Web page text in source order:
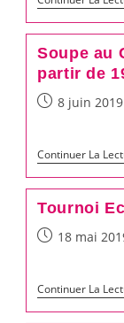
Soupe au
partir de
Post8 juin 2019
Continuer La
Tournoi
Post18 mai
Continuer La